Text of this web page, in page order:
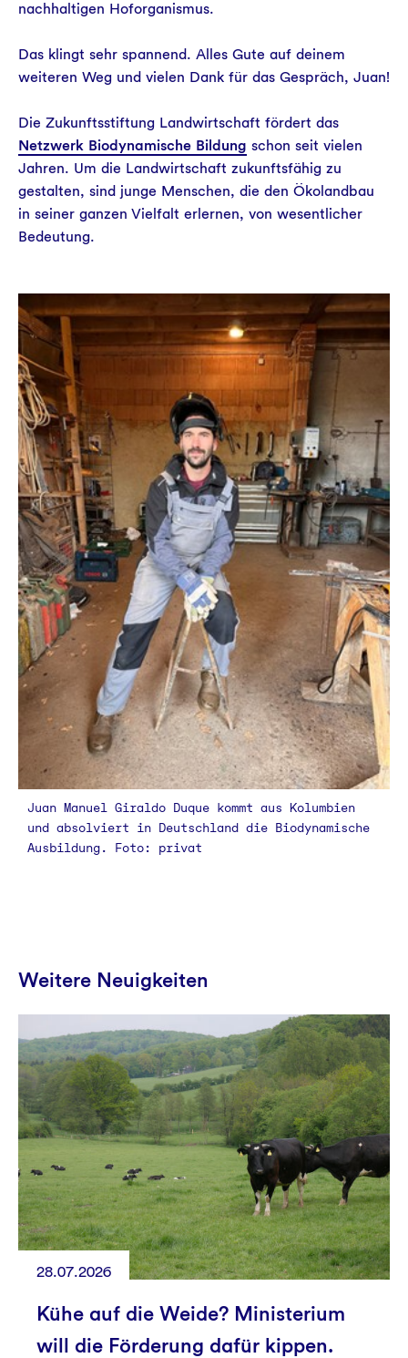
nachhaltigen Hoforganismus.
Das klingt sehr spannend. Alles Gute auf deinem
weiteren Weg und vielen Dank für das Gespräch, Juan!
Die Zukunftsstiftung Landwirtschaft fördert das
Netzwerk Biodynamische Bildung schon seit vielen
Jahren. Um die Landwirtschaft zukunftsfähig zu
gestalten, sind junge Menschen, die den Ökolandbau
in seiner ganzen Vielfalt erlernen, von wesentlicher
Bedeutung.
Juan Manuel Giraldo Duque kommt aus Kolumbien
und absolviert in Deutschland die Biodynamische
Ausbildung. Foto: privat
Weitere Neuigkeiten
28.07.2026
Kühe auf die Weide? Ministerium
will die Förderung dafür kippen.